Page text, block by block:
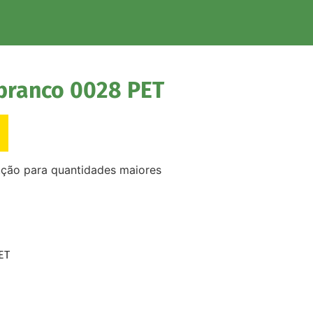
0028 PET
para quantidades maiores